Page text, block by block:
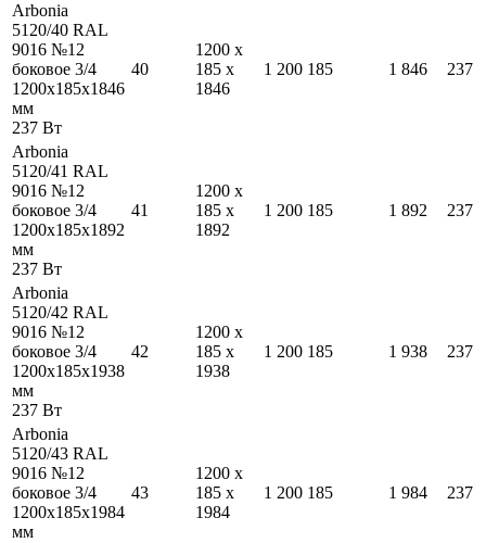
Arbonia
5120/40 RAL
9016 №12
боковое 3/4
1200x185x1846
мм
237 Вт
40
1200 x
185 x
1846
1 200 185 1 846 237
Arbonia
5120/41 RAL
9016 №12
боковое 3/4
1200x185x1892
мм
237 Вт
41
1200 x
185 x
1892
1 200 185 1 892 237
Arbonia
5120/42 RAL
9016 №12
боковое 3/4
1200x185x1938
мм
237 Вт
42
1200 x
185 x
1938
1 200 185 1 938 237
Arbonia
5120/43 RAL
9016 №12
боковое 3/4
1200x185x1984
мм
43
1200 x
185 x
1984
1 200 185 1 984 237